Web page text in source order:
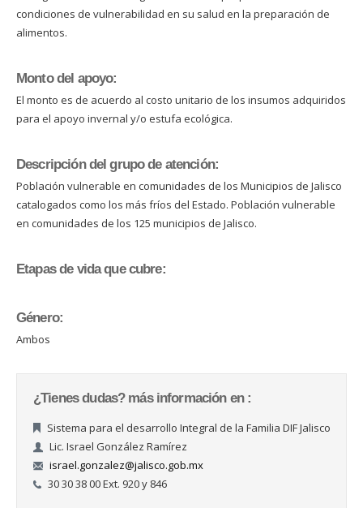
condiciones de vulnerabilidad en su salud en la preparación de
alimentos.
Monto del apoyo:
El monto es de acuerdo al costo unitario de los insumos adquiridos
para el apoyo invernal y/o estufa ecológica.
Descripción del grupo de atención:
Población vulnerable en comunidades de los Municipios de Jalisco
catalogados como los más fríos del Estado. Población vulnerable
en comunidades de los 125 municipios de Jalisco.
Etapas de vida que cubre:
Género:
Ambos
¿Tienes dudas? más información en :
Sistema para el desarrollo Integral de la Familia DIF Jalisco
Lic. Israel González Ramírez
israel.gonzalez@jalisco.gob.mx
30 30 38 00 Ext. 920 y 846